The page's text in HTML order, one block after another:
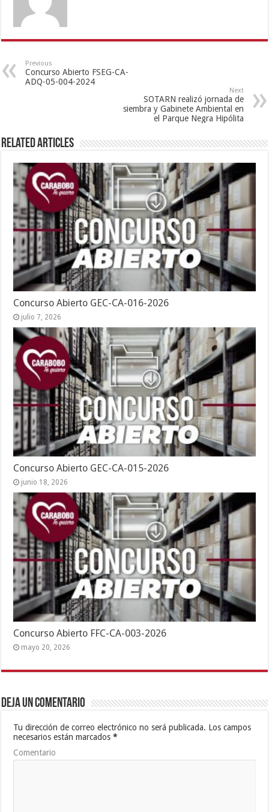
Previous
Concurso Abierto FSEG-CA-
ADQ-05-004-2024
Next
SOTARN realizó jornada de
siembra y Gabinete Ambiental en
el Parque Negra Hipólita
Related Articles
Concurso Abierto GEC-CA-016-2026
julio 7, 2026
Concurso Abierto GEC-CA-015-2026
junio 18, 2026
Concurso Abierto FFC-CA-003-2026
mayo 20, 2026
Deja un comentario
Tu dirección de correo electrónico no será publicada. Los campos
necesarios están marcados*
Comentario